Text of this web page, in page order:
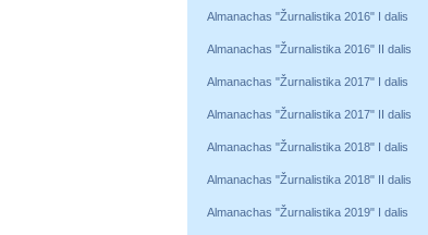
Almanachas "Žurnalistika 2016" I dalis
Almanachas "Žurnalistika 2016" II dalis
Almanachas "Žurnalistika 2017" I dalis
Almanachas "Žurnalistika 2017" II dalis
Almanachas "Žurnalistika 2018" I dalis
Almanachas "Žurnalistika 2018" II dalis
Almanachas "Žurnalistika 2019" I dalis